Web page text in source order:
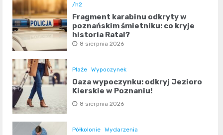
/h2
Fragment karabinu odkryty w
poznańskim śmietniku: co kryje
historia Rataj?
8 sierpnia 2026
Plaże Wypoczynek
Oaza wypoczynku: odkryj Jezioro
Kierskie w Poznaniu!
8 sierpnia 2026
Półkolonie Wydarzenia